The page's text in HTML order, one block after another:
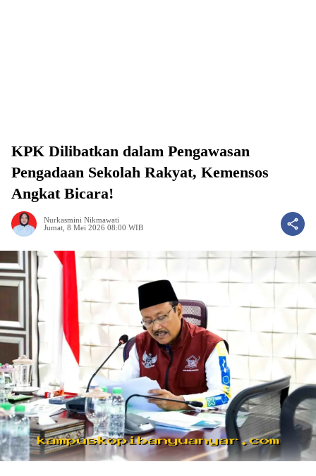
KPK Dilibatkan dalam Pengawasan
Pengadaan Sekolah Rakyat, Kemensos
Angkat Bicara!
Nurkasmini Nikmawati
Jumat, 8 Mei 2026 08:00 WIB